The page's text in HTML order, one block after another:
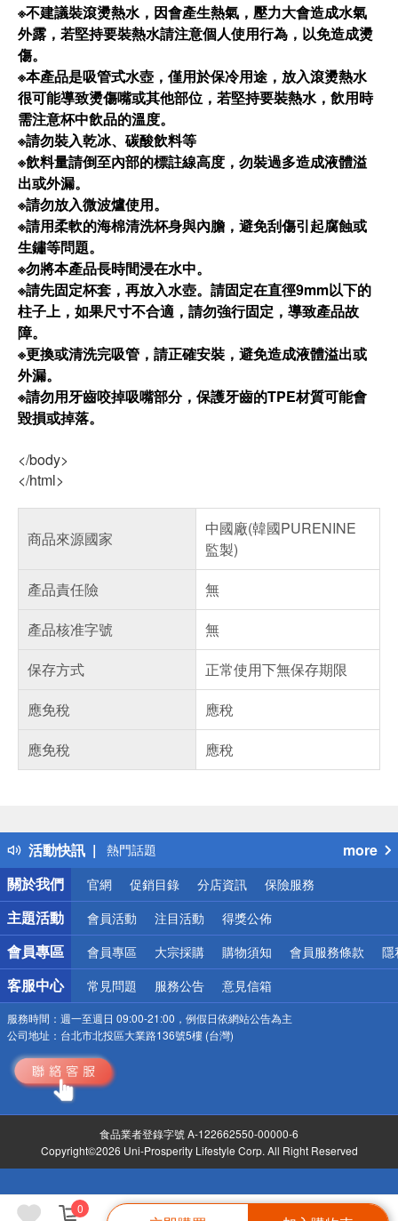
0
※不建議裝滾燙熱水，因會產生熱氣，壓力大會造成水氣
外露，若堅持要裝熱水請注意個人使用行為，以免造成燙
傷。
※本產品是吸管式水壺，僅用於保冷用途，放入滾燙熱水
很可能導致燙傷嘴或其他部位，若堅持要裝熱水，飲用時
需注意杯中飲品的溫度。
※請勿裝入乾冰、碳酸飲料等
※飲料量請倒至內部的標註線高度，勿裝過多造成液體溢
出或外漏。
※請勿放入微波爐使用。
※請用柔軟的海棉清洗杯身與內膽，避免刮傷引起腐蝕或
生鏽等問題。
※勿將本產品長時間浸在水中。
※請先固定杯套，再放入水壺。請固定在直徑9mm以下的
柱子上，如果尺寸不合適，請勿強行固定，導致產品故
障。
※更換或清洗完吸管，請正確安裝，避免造成液體溢出或
外漏。
※請勿用牙齒咬掉吸嘴部分，保護牙齒的TPE材質可能會
毀損或掉落。
</body>
</html>
商品來源國家
中國廠(韓國PURENINE
監製)
產品責任險
無
產品核准字號
無
保存方式
正常使用下無保存期限
應免稅
應稅
應免稅
應稅
活動快訊
銀行優惠
偏遠地區配送
詐騙網頁！請小心！
more
關於我們
官網 促銷目錄 分店資訊 保險服務
主題活動 會員活動 注目活動 得獎公佈
會員專區 會員專區 大宗採購 購物須知 會員服務條款 隱
客服中心 常見問題 服務公告 意見信箱
服務時間： 週一至週日 09:00-21:00，例假日依網站公告為主
公司地址： 台北市北投區大業路136號5樓 (台灣)
食品業者登錄字號 A-122662550-00000-6
Copyright©2026 Uni-Prosperity Lifestyle Corp. All Right Reserved